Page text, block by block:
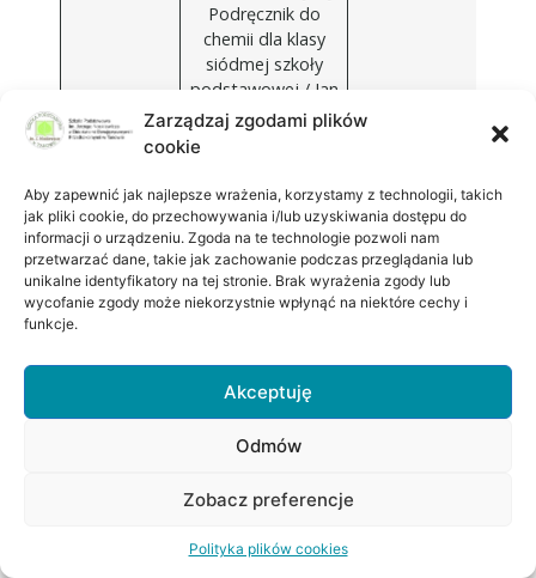
Zarządzaj zgodami plików
cookie
Aby zapewnić jak najlepsze wrażenia, korzystamy z technologii, takich
jak pliki cookie, do przechowywania i/lub uzyskiwania dostępu do
informacji o urządzeniu. Zgoda na te technologie pozwoli nam
przetwarzać dane, takie jak zachowanie podczas przeglądania lub
unikalne identyfikatory na tej stronie. Brak wyrażenia zgody lub
wycofanie zgody może niekorzystnie wpłynąć na niektóre cechy i
funkcje.
Akceptuję
Odmów
Zobacz preferencje
Polityka plików cookies
Podręcznik do
chemii dla klasy
siódmej szkoły
podstawowej / Jan
Kulawik, Teresa
Fizyka
Spotkanie z fizyką
Podręcznik do
fizyki dla klasy 7
szkoły
podstawowej.
Nowa Era
historii dla klasy
podstawowej .
Kłaczkow, Anna
Stanisław Roszak.